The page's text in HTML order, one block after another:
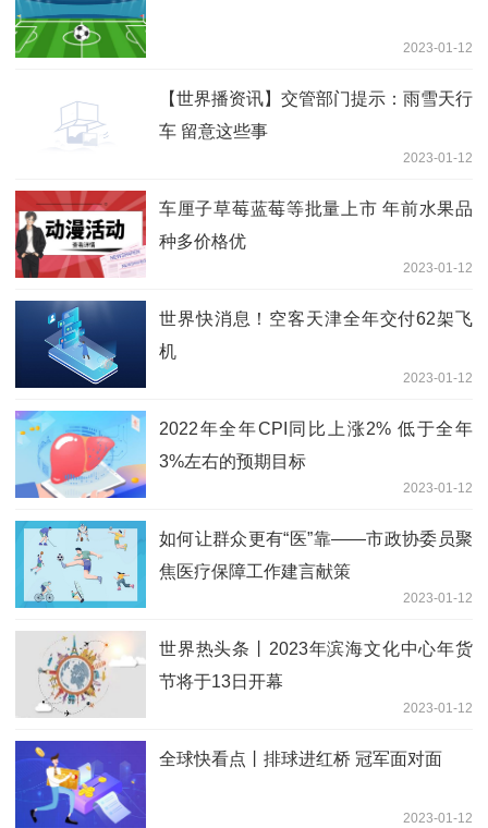
2023-01-12
【世界播资讯】交管部门提示：雨雪天行
车 留意这些事
2023-01-12
车厘子草莓蓝莓等批量上市 年前水果品
种多价格优
2023-01-12
世界快消息！空客天津全年交付62架飞
机
2023-01-12
2022年全年CPI同比上涨2% 低于全年
3%左右的预期目标
2023-01-12
如何让群众更有“医”靠——市政协委员聚
焦医疗保障工作建言献策
2023-01-12
世界热头条丨2023年滨海文化中心年货
节将于13日开幕
2023-01-12
全球快看点丨排球进红桥 冠军面对面
2023-01-12